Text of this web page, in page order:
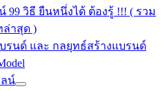
99 วิธี ยืนหนึ่งได้ ต้องรู้ !!! ( รวม
ล่าสุด )
รนด์ และ กลยุทธ์สร้างแบรนด์
น์